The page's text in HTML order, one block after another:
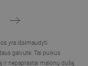
Palyginti
Tęsti
yra išsimaudyti
galvutė. Tai puikus
nepaprastai malonų dušą.